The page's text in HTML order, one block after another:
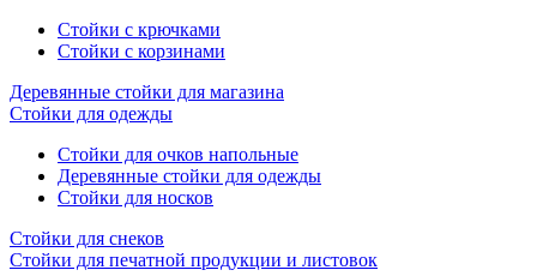
Стойки с крючками
Стойки с корзинами
Деревянные стойки для магазина
Стойки для одежды
Стойки для очков напольные
Деревянные стойки для одежды
Стойки для носков
Стойки для снеков
Стойки для печатной продукции и листовок